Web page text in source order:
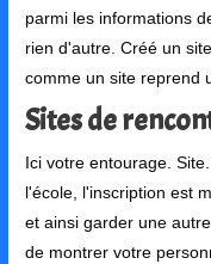
parmi les informations
rien d'autre. Créé un
comme un site reprend
Sites de
Ici votre entourage.
l'école, l'inscription est
et ainsi garder une
de montrer votre